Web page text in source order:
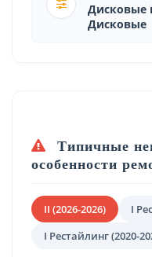
Дисковые
Дисковые
Типичные
особенности
II (2026-2026)
I
I Рестайлинг (2020-